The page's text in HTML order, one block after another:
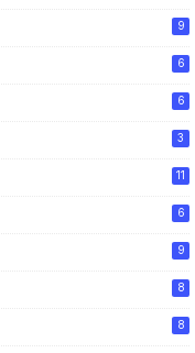
9
6
6
3
11
6
9
8
8